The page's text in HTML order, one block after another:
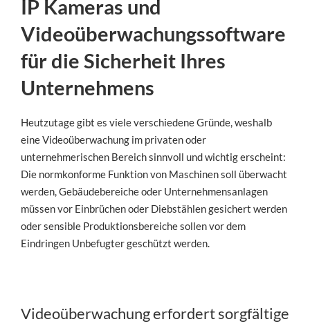
IP Kameras und
Videoüberwachungssoftware
für die Sicherheit Ihres
Unternehmens
Heutzutage gibt es viele verschiedene Gründe, weshalb
eine Videoüberwachung im privaten oder
unternehmerischen Bereich sinnvoll und wichtig erscheint:
Die normkonforme Funktion von Maschinen soll überwacht
werden, Gebäudebereiche oder Unternehmensanlagen
müssen vor Einbrüchen oder Diebstählen gesichert werden
oder sensible Produktionsbereiche sollen vor dem
Eindringen Unbefugter geschützt werden.
Videoüberwachung erfordert sorgfältige